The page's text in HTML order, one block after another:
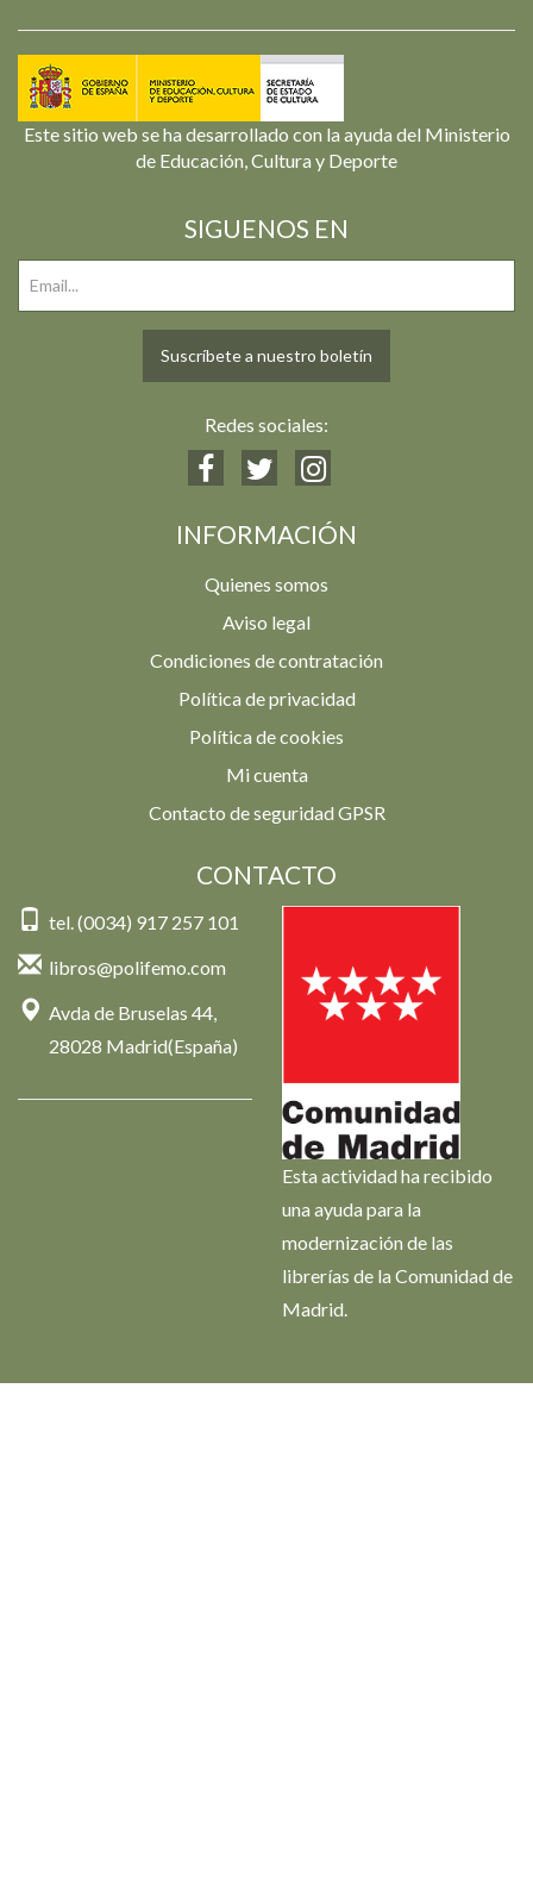
Este sitio web se ha desarrollado con la ayuda del Ministerio
de Educación, Cultura y Deporte
SIGUENOS EN
Suscríbete a nuestro boletín
Redes sociales:
INFORMACIÓN
Quienes somos
Aviso legal
Condiciones de contratación
Política de privacidad
Política de cookies
Mi cuenta
Contacto de seguridad GPSR
CONTACTO
tel. (0034) 917 257 101
libros@polifemo.com
Avda de Bruselas 44,
28028 Madrid(España)
Esta actividad ha recibido
una ayuda para la
modernización de las
librerías de la Comunidad de
Madrid.